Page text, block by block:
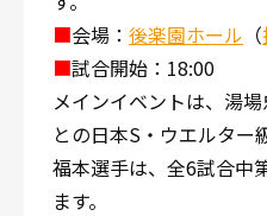
営業時間：月〜土 14:00
■会場： 後楽園ホール （
■試合開始：18:00
メインイベントは、湯
との日本S・ウエルター
福本選手は、全6試合中
ます。